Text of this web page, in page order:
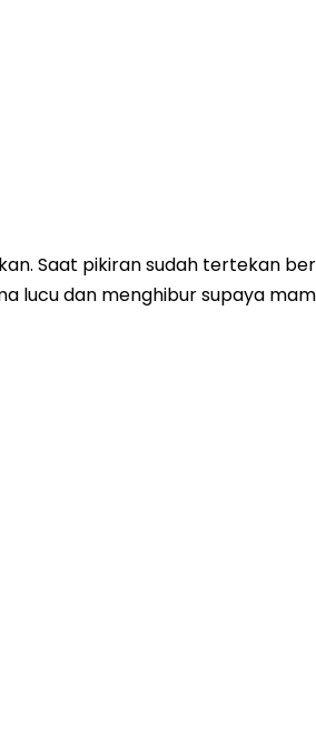
Saat pikiran sudah tertekan
lucu dan menghibur supaya